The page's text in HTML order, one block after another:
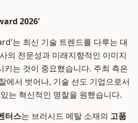
2026'
는 최신 기술 트렌드를 다루는 대
의 전문성과 미래지향적인 이미지
키는 것이 중요했습니다. 주최 측은
에서 벗어나, 기술 선도 기업으로서
는 혁신적인 명찰을 원했습니다.
터스는 브러시드 메탈 소재의 고품